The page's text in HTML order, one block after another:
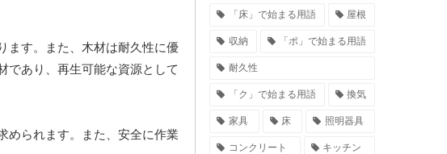
ます。また、木材は耐久性に優
であり、再生可能な資源として
められます。また、安全に作業
「床」で始まる用語 屋根
収納 「ポ」で始まる用語
耐久性
「ク」で始まる用語 換気
家具 床 照明器具
コンクリート キッチン